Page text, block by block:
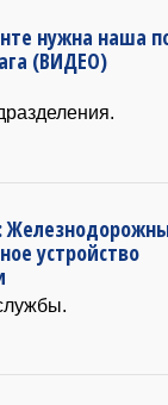
нужна наша
(ВИДЕО)
устройство